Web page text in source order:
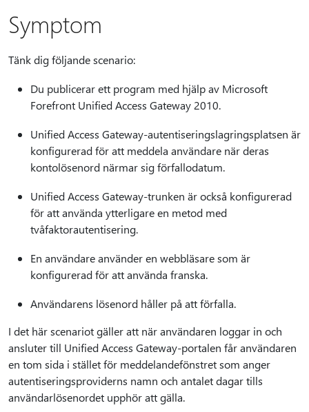
Symptom
Tänk dig följande scenario:
Du publicerar ett program med hjälp av Microsoft
Forefront Unified Access Gateway 2010.
Unified Access Gateway-autentiseringslagringsplatsen är
konfigurerad för att meddela användare när deras
kontolösenord närmar sig förfallodatum.
Unified Access Gateway-trunken är också konfigurerad
för att använda ytterligare en metod med
tvåfaktorautentisering.
En användare använder en webbläsare som är
konfigurerad för att använda franska.
Användarens lösenord håller på att förfalla.
I det här scenariot gäller att när användaren loggar in och
ansluter till Unified Access Gateway-portalen får användaren
en tom sida i stället för meddelandefönstret som anger
autentiseringsproviderns namn och antalet dagar tills
användarlösenordet upphör att gälla.